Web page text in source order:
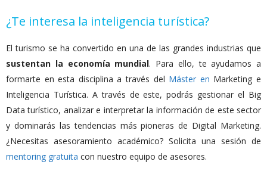
¿Te interesa la inteligencia turística?
El turismo se ha convertido en una de las grandes industrias que
sustentan la economía mundial. Para ello, te ayudamos a
formarte en esta disciplina a través del Máster en Marketing e
Inteligencia Turística. A través de este, podrás gestionar el Big
Data turístico, analizar e interpretar la información de este sector
y dominarás las tendencias más pioneras de Digital Marketing.
¿Necesitas asesoramiento académico? Solicita una sesión de
mentoring gratuita con nuestro equipo de asesores.